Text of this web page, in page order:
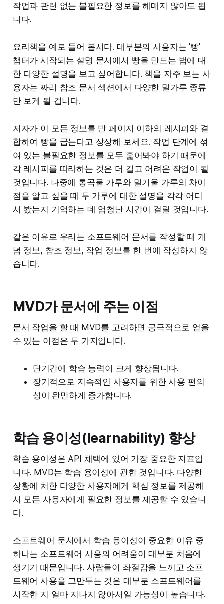
작업과 관련 없는 불필요한 정보를 헤매지 않아도 됩
니다.
요리책을 예로 들어 봅시다. 대부분의 사용자는 '빵'
챕터가 시작되는 설명 문서에서 빵을 만드는 법에 대
한 다양한 설명을 보고 싶어합니다. 책을 자주 보는 사
용자는 짜리 참조 문서 섹션에서 다양한 밀가루 종류
만 보게 될 겁니다.
저자가 이 모든 정보를 반 페이지 이하의 레시피와 결
합하여 빵을 굽는다고 상상해 보세요. 작업 단계에 섞
여 있는 불필요한 정보를 모두 훑어봐야 하기 때문에
각 레시피를 따라하는 것은 더 길고 어려운 작업이 될
것입니다. 나중에 통곡물 가루와 밀기울 가루의 차이
점을 알고 싶을 때 두 가루에 대한 설명을 각각 어디
서 봤는지 기억하는 데 엄청난 시간이 걸릴 것입니다.
같은 이유로 우리는 소프트웨어 문서를 작성할 때 개
념 정보, 참조 정보, 작업 정보를 한 번에 작성하지 않
습니다.
MVD가 문서에 주는 이점
문서 작업을 할 때 MVD를 고려하면 궁극적으로 얻을
수 있는 이점은 두 가지입니다.
단기간에 학습 능력이 크게 향상됩니다.
장기적으로 지속적인 사용자를 위한 사용 편의
성이 완만하게 증가합니다.
학습 용이성(learnability) 향상
학습 용이성은 API 채택에 있어 가장 중요한 지표입
니다. MVD는 학습 용이성에 관한 것입니다. 다양한
상황에 처한 다양한 사용자에게 핵심 정보를 제공해
서 모든 사용자에게 필요한 정보를 제공할 수 있습니
다.
소프트웨어 문서에서 학습 용이성이 중요한 이유 중
하나는 소프트웨어 사용의 어려움이 대부분 처음에
생기기 때문입니다. 사람들이 좌절감을 느끼고 소프
트웨어 사용을 그만두는 것은 대부분 소프트웨어를
시작한 지 얼마 지나지 않아서일 가능성이 높습니다.